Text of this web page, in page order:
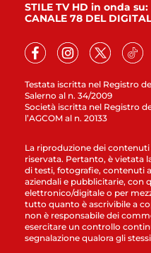
Testata iscritta nel Registro
Salerno al n. 34/2009
Società iscritta nel Registro
l’AGCOM al n. 20133
STILE TV HD in onda su:
CANALE 78 DEL
La riproduzione dei contenuti
riservata. Pertanto, è vietata
di testi, fotografie, contenuti
aziendali e pubblicitarie, con
elettronico/digitale o per
tutto quanto è ascrivibile a
non è responsabile dei
esercitare un controllo
segnalazione qualora gli